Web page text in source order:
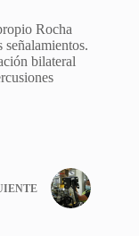
Rocha
bilateral